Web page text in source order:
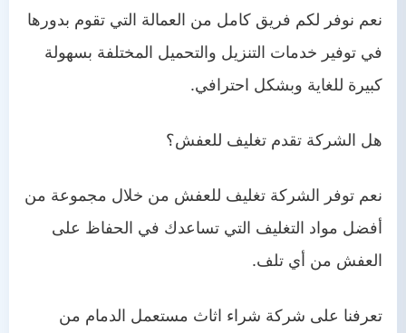
نعم نوفر لكم فريق كامل من العمالة التي تقوم بدورها
في توفير خدمات التنزيل والتحميل المختلفة بسهولة
كبيرة للغاية وبشكل احترافي.
هل الشركة تقدم تغليف للعفش؟
نعم توفر الشركة تغليف للعفش من خلال مجموعة من
أفضل مواد التغليف التي تساعدك في الحفاظ على
العفش من أي تلف.
تعرفنا على شركة شراء اثاث مستعمل الدمام من